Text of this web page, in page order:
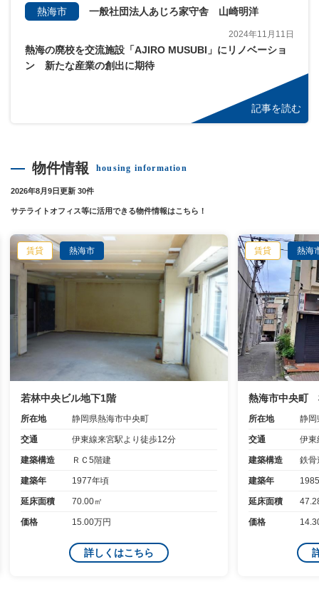
熱海市 一般社団法人あじろ家守舎 山崎明洋
2024年11月11日
熱海の廃校を交流施設「AJIRO MUSUBI」にリノベーショ
ン 新たな産業の創出に期待
記事を読む
物件情報 housing information
2026年8月9日更新 30件
サテライトオフィス等に活用できる物件情報はこちら！
賃貸 熱海市
若林中央ビル地下1階
所在地 静岡県熱海市中央町
交通 伊東線来宮駅より徒歩12分
建築構造 ＲＣ5階建
建築年 1977年頃
延床面積 70.00㎡
価格 15.00万円
詳しくはこちら
賃貸 熱海
熱海市中央町
所在地 静岡
交通 伊東
建築構造 鉄骨
建築年
延床面積
価格